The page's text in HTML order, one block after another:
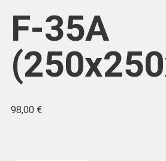
F-35A
98,00 €